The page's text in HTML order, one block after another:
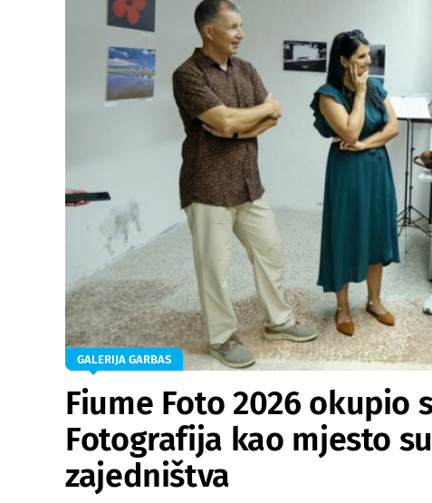
GALERIJA GARBAS
Fiume Foto 2026 okupio
Fotografija kao mjesto
zajedništva